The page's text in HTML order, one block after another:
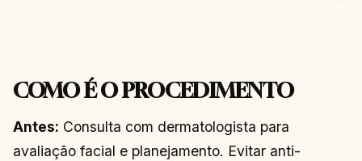
COMO É O PROCEDIMENTO
Antes: Consulta com dermatologista para
avaliação facial e planejamento. Evitar anti-